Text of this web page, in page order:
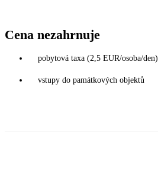
Cena nezahrnuje
pobytová taxa (2,5 EUR/osoba/den)
vstupy do památkových objektů